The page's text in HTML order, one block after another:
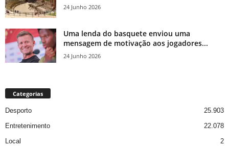
24 Junho 2026
Uma lenda do basquete enviou uma
mensagem de motivação aos jogadores...
24 Junho 2026
Categorias
Desporto
25.903
Entretenimento
22.078
Local
2